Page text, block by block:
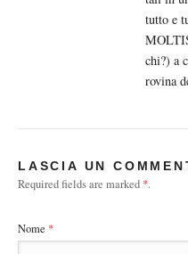
tutto e
chi?) a
rovina
LASCIA UN
Required fields are marked *.
Nome *